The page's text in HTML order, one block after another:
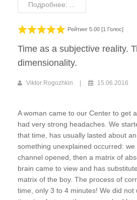
Подробнее: ...
Рейтинг 5.00 [1 Голос]
Time as a subjective reality.
dimensionality.
Viktor Rogozhkin 15.06.2016
A woman came to our Center to get
had very strong headaches. We
that time, has usually lasted about
something unexplained occurred:
channel opened, then a matrix of
brain came to view and has
matrix of the boy. The process of
time, only 3 to 4 minutes! We did not